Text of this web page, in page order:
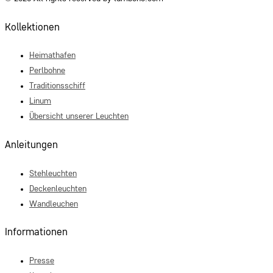
Kollektionen
Heimathafen
Perlbohne
Traditionsschiff
Linum
Übersicht unserer Leuchten
Anleitungen
Stehleuchten
Deckenleuchten
Wandleuchen
Informationen
Presse